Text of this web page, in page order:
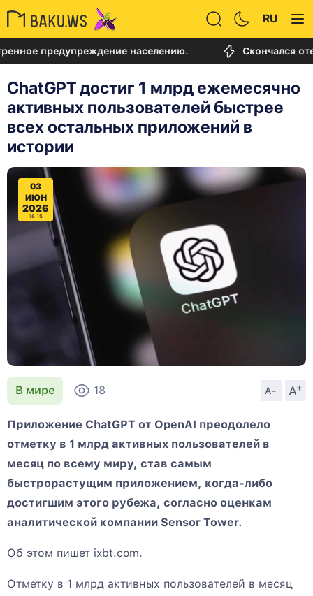
RU
населению. Скончался отец
ChatGPT достиг 1 млрд ежемесячно
активных пользователей быстрее
всех остальных приложений в
истории
03
ИЮН
2026
18:15
В мире 18 A- A
+
Приложение ChatGPT от OpenAI преодолело
отметку в 1 млрд активных пользователей в
месяц по всему миру, став самым
быстрорастущим приложением, когда-либо
достигшим этого рубежа, согласно оценкам
аналитической компании Sensor Tower.
Об этом пишет ixbt.com.
Отметку в 1 млрд активных пользователей в месяц